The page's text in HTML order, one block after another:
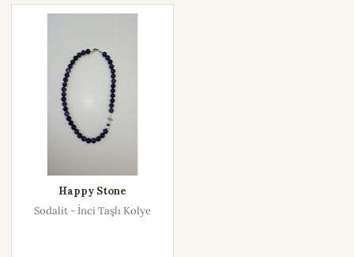
Happy Stone
Sodalit - İnci Taşlı Kolye